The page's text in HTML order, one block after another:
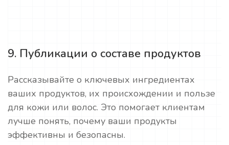
9. Публикации о составе продуктов
Рассказывайте о ключевых ингредиентах
ваших продуктов, их происхождении и пользе
для кожи или волос. Это помогает клиентам
лучше понять, почему ваши продукты
эффективны и безопасны.